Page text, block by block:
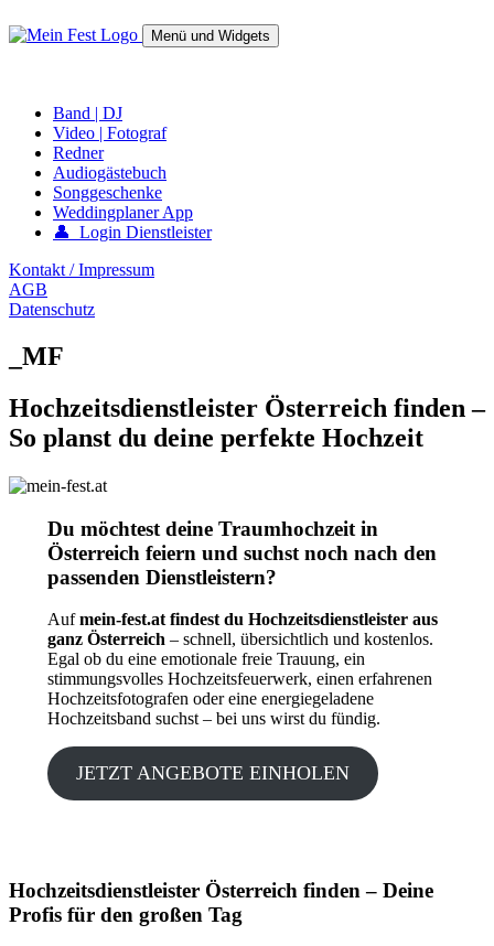
zum
Menü und Widgets
Band | DJ
Video | Fotograf
Redner
Audiogästebuch
Songgeschenke
Weddingplaner App
👤 Login Dienstleister
Kontakt / Impressum
AGB
Datenschutz
_MF
Hochzeitsdienstleister Österreich finden –
So planst du deine perfekte Hochzeit
Du möchtest deine Traumhochzeit in
Österreich feiern und suchst noch nach den
passenden Dienstleistern?
Aufmein-fest.at findest du Hochzeitsdienstleister aus
ganz Österreich– schnell, übersichtlich und kostenlos.
Egal ob du eine emotionale freie Trauung, ein
stimmungsvolles Hochzeitsfeuerwerk, einen erfahrenen
Hochzeitsfotografen oder eine energiegeladene
Hochzeitsband suchst – bei uns wirst du fündig.
JETZT ANGEBOTE EINHOLEN
Hochzeitsdienstleister Österreich finden – Deine
Profis für den großen Tag